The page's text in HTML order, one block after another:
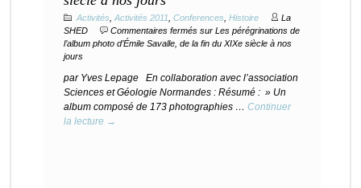
Activités Activités 2011 Conferences Histoire
La
SHED
Commentaires fermés sur Les pérégrinations de
l’album photo d’Émile Savalle, de la fin du XIXe siècle à nos
jours
par Yves Lepage En collaboration avec l’association
Sciences et Géologie Normandes : Résumé : » Un
album composé de 173 photographies … Continuer
la lecture →